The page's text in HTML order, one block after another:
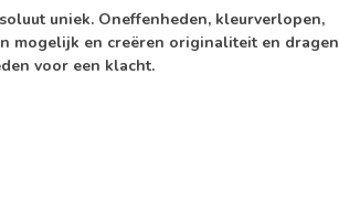
uniek. Oneffenheden, kleurverlopen,
mogelijk en creëren originaliteit en dragen
voor een klacht.